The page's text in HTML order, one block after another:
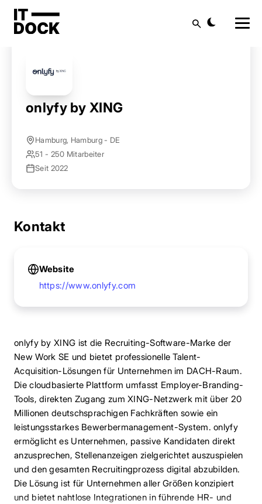
Startseite Anbieter finden
onlyfy by XING
Hamburg, Hamburg - DE
51 - 250 Mitarbeiter
Seit 2022
Kontakt
Website
https://www.onlyfy.com
onlyfy by XING ist die Recruiting-Software-Marke der
New Work SE und bietet professionelle Talent-
Acquisition-Lösungen für Unternehmen im DACH-Raum.
Die cloudbasierte Plattform umfasst Employer-Branding-
Tools, direkten Zugang zum XING-Netzwerk mit über 20
Millionen deutschsprachigen Fachkräften sowie ein
leistungsstarkes Bewerbermanagement-System. onlyfy
ermöglicht es Unternehmen, passive Kandidaten direkt
anzusprechen, Stellenanzeigen zielgerichtet auszuspielen
und den gesamten Recruitingprozess digital abzubilden.
Die Lösung ist für Unternehmen aller Größen konzipiert
und bietet nahtlose Integrationen in führende HR- und